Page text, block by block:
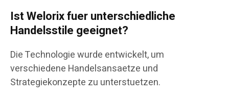
Ist Welorix fuer unterschiedliche
Handelsstile geeignet?
Die Technologie wurde entwickelt, um
verschiedene Handelsansaetze und
Strategiekonzepte zu unterstuetzen.